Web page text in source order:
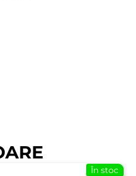
În stoc